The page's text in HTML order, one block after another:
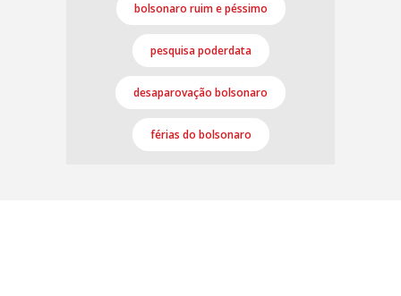
bolsonaro ruim e péssimo
pesquisa poderdata
desaparovação bolsonaro
férias do bolsonaro